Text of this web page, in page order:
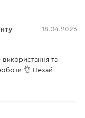
18.04.2026
та
👌 Нехай